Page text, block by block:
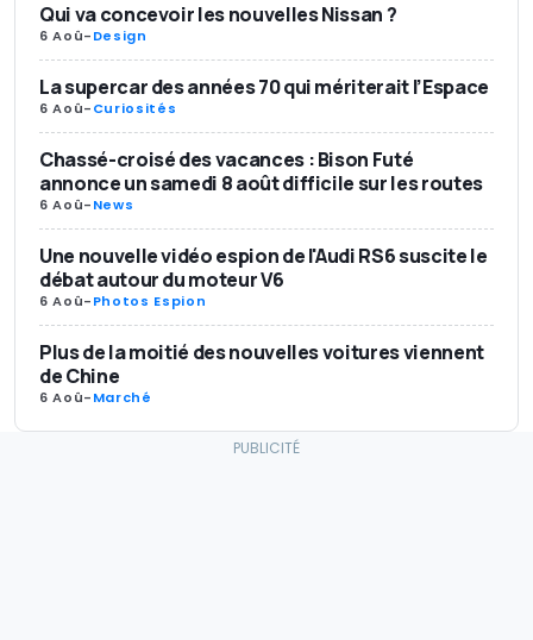
Qui va concevoir les nouvelles Nissan ?
6 Aoû-Design
La supercar des années 70 qui mériterait l’Espace
6 Aoû-Curiosités
Chassé-croisé des vacances : Bison Futé
annonce un samedi 8 août difficile sur les routes
6 Aoû-News
Une nouvelle vidéo espion de l'Audi RS6 suscite le
débat autour du moteur V6
6 Aoû-Photos Espion
Plus de la moitié des nouvelles voitures viennent
de Chine
6 Aoû-Marché